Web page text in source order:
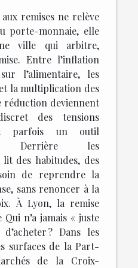
remises ne relève
porte-monnaie, elle
ville qui arbitre,
Entre l’inflation
l’alimentaire, les
la multiplication des
réduction deviennent
des tensions
parfois un outil
Derrière les
des habitudes, des
de reprendre la
sans renoncer à la
À Lyon, la remise
n’a jamais « juste
? Dans les
surfaces de la Part-
de la Croix-